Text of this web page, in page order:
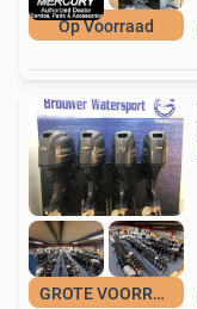
Op Voorraad
GROTE VOORRAAD